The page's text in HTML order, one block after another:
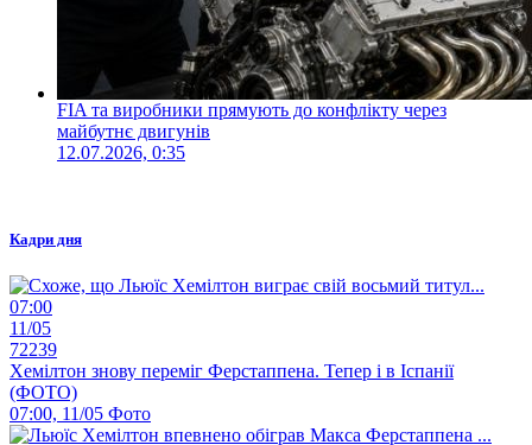
FIA та виробники прямують до конфлікту через
майбутнє двигунів
12.07.2026, 0:35
Кадри дня
07:00
11/05
72239
Хемілтон знову переміг Ферстаппена. Тепер і в Іспанії
(ФОТО)
07:00, 11/05 Фото